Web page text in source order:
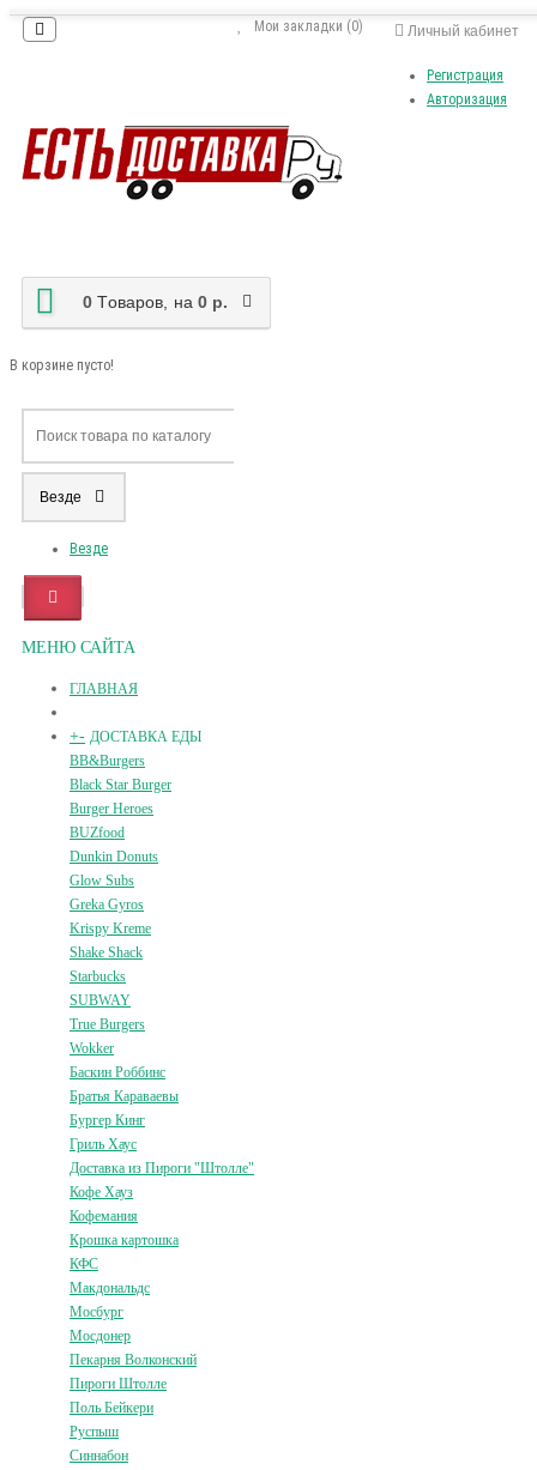
Личный кабинет
Регистрация
Авторизация
Мои закладки (0)
0 Tоваров, на 0 р.
В корзине пусто!
Везде
Везде
МЕНЮ САЙТА
ГЛАВНАЯ
+- ДОСТАВКА ЕДЫ
BB&Burgers
Black Star Burger
Burger Heroes
BUZfood
Dunkin Donuts
Glow Subs
Greka Gyros
Krispy Kreme
Shake Shack
Starbucks
SUBWAY
True Burgers
Wokker
Баскин Роббинс
Братья Караваевы
Бургер Кинг
Гриль Хаус
Доставка из Пироги "Штолле"
Кофе Хауз
Кофемания
Крошка картошка
КФС
Макдональдс
Мосбург
Мосдонер
Пекарня Волконский
Пироги Штолле
Поль Бейкери
Руспыш
Синнабон